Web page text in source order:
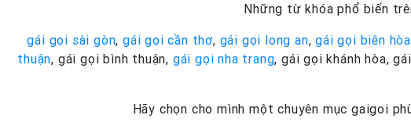
Những từ khóa phổ biến
gái gọi sài gòn,gái gọi cần thơ, gái gọi long an,gái gọi biên hòa
thuận, gái gọi bình thuận, gái gọi nha trang, gái gọi khánh hòa,
Hãy chọn cho mình một chuyên mục gaigoi